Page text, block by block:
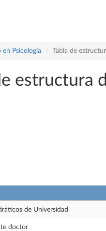
en Psicología Tabla de
de Universidad
doctor